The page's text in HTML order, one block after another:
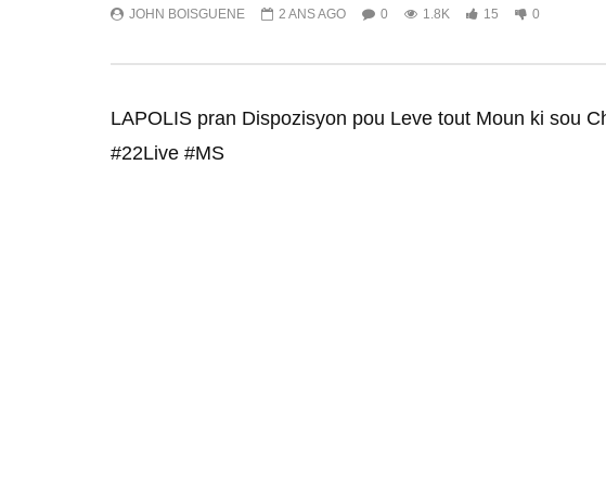
JOHN BOISGUENE 2 ANS AGO 0 1.8K 15 0
LAPOLIS pran Dispozisyon pou Leve tout Moun ki sou
#22Live #MS